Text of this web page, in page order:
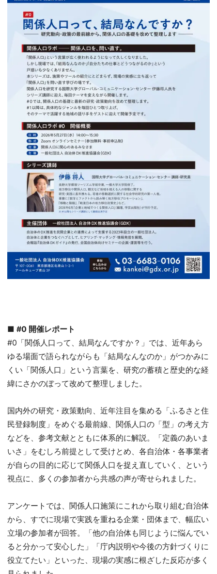
■ #0 開催レポート
#0「関係人口って、結局なんですか？」では、近年あら
ゆる場面で語られながらも「結局なんなのか」がつかみに
くい「関係人口」という言葉を、研究の蓄積と歴史的な経
緯にさかのぼって改めて整理しました。
国内外の研究・政策動向、近年注目を集める「ふるさと住
民登録制度」をめぐる最前線、関係人口の「型」の考え方
などを、参考文献とともに体系的に解説。「定義のあいま
いさ」をむしろ前提として受けとめ、各自治体・各事業者
が自らの目的に応じて関係人口を捉え直していく、という
視点に、多くの参加者から共感の声が寄せられました。
アンケートでは、関係人口施策にこれから取り組む自治体
から、すでに現場で実践を重ねる企業・団体まで、幅広い
立場の参加者が回答。「他の自治体も同じように悩んでい
ると分かって安心した」「庁内説明や今後の方針づくりに
役立てたい」といった、現場の実感に根ざした反応が多く